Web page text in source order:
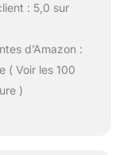
: 5,0 sur
d’Amazon :
( Voir les 100
)